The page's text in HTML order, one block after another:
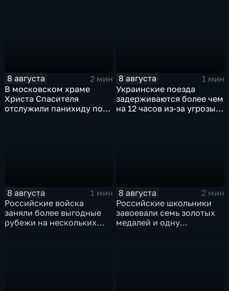
8 августа
2 мин
В московском храме
Христа Спасителя
отслужили панихиду по
8 августа
1 мин
Украинские поезда
задерживаются более чем
на 12 часов из-за угрозы
8 августа
1 мин
Российские войска
заняли более выгодные
рубежи на нескольких
8 августа
2 мин
Российские школьники
завоевали семь золотых
медалей и одну